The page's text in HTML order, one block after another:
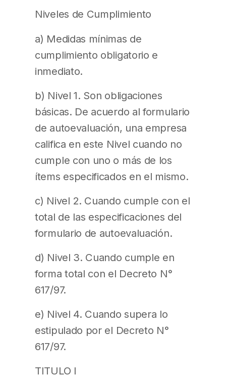
Niveles de Cumplimiento
a) Medidas mínimas de
cumplimiento obligatorio e
inmediato.
b) Nivel 1. Son obligaciones
básicas. De acuerdo al formulario
de autoevaluación, una empresa
califica en este Nivel cuando no
cumple con uno o más de los
ítems especificados en el mismo.
c) Nivel 2. Cuando cumple con el
total de las especificaciones del
formulario de autoevaluación.
d) Nivel 3. Cuando cumple en
forma total con el Decreto N°
617/97.
e) Nivel 4. Cuando supera lo
estipulado por el Decreto N°
617/97.
TITULO I